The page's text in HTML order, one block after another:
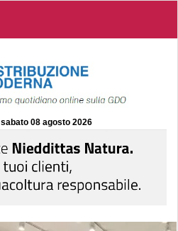
sabato 08 agosto 2026